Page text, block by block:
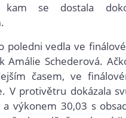
kam se dostala
poledni vedla ve
Amálie Schederová.
časem, ve
V protivětru dokázala
výkonem 30,03 s